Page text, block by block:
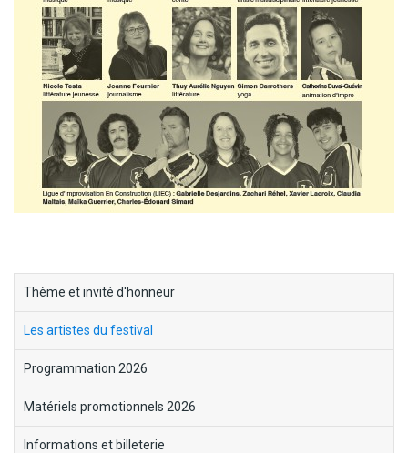
block-
cruedesmots
Thème et invité d'honneur
Les artistes du festival
Programmation 2026
Matériels promotionnels 2026
Informations et billeterie